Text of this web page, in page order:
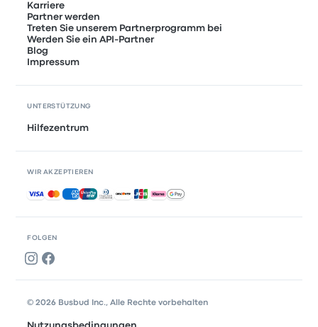
FOLGEN
Karriere
Partner werden
Treten Sie unserem Partnerprogramm bei
Werden Sie ein API-Partner
Blog
Impressum
UNTERSTÜTZUNG
Hilfezentrum
WIR AKZEPTIEREN
Akzeptierte Zahlungsmethoden
© 2026 Busbud Inc., Alle Rechte vorbehalten